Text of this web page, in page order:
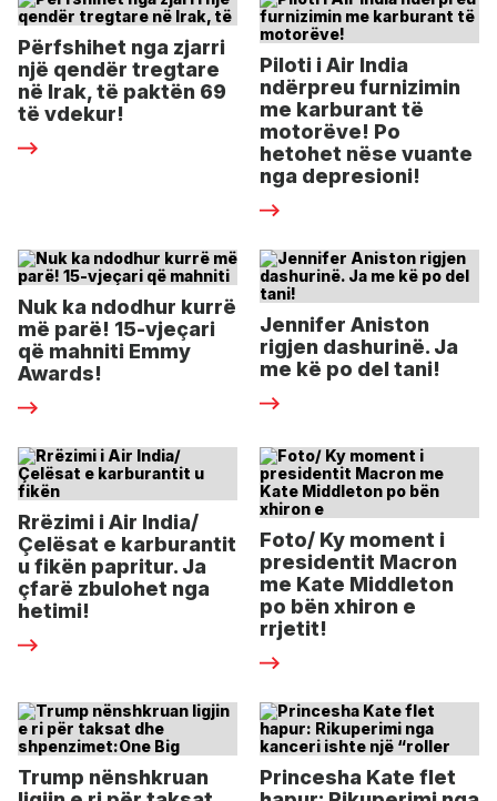
Përfshihet nga zjarri
një qendër tregtare
në Irak, të paktën 69
të vdekur!
Piloti i Air India
ndërpreu furnizimin
me karburant të
motorëve! Po
hetohet nëse vuante
nga depresioni!
Nuk ka ndodhur kurrë
më parë! 15-vjeçari
që mahniti Emmy
Awards!
Jennifer Aniston
rigjen dashurinë. Ja
me kë po del tani!
Rrëzimi i Air India/
Çelësat e karburantit
u fikën papritur. Ja
çfarë zbulohet nga
hetimi!
Foto/ Ky moment i
presidentit Macron
me Kate Middleton
po bën xhiron e
rrjetit!
Trump nënshkruan
Princesha Kate flet